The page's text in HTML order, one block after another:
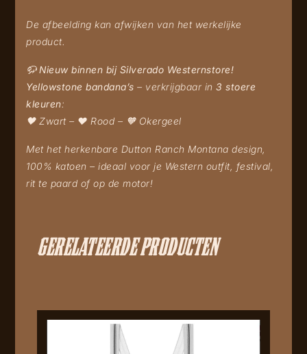
De afbeelding kan afwijken van het werkelijke
product.
🦬Nieuw binnen bij Silverado Westernstore!
Yellowstone bandana’s – verkrijgbaar in 3 stoere
kleuren:
🖤 Zwart – ❤️ Rood – 🧡 Okergeel
Met het herkenbare Dutton Ranch Montana design,
100% katoen – ideaal voor je Western outfit, festival,
rit te paard of op de motor!
GERELATEERDE PRODUCTEN